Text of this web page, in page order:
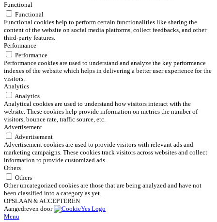
Functional
Functional
Functional cookies help to perform certain functionalities like sharing the
content of the website on social media platforms, collect feedbacks, and other
third-party features.
Performance
Performance
Performance cookies are used to understand and analyze the key performance
indexes of the website which helps in delivering a better user experience for the
visitors.
Analytics
Analytics
Analytical cookies are used to understand how visitors interact with the
website. These cookies help provide information on metrics the number of
visitors, bounce rate, traffic source, etc.
Advertisement
Advertisement
Advertisement cookies are used to provide visitors with relevant ads and
marketing campaigns. These cookies track visitors across websites and collect
information to provide customized ads.
Others
Others
Other uncategorized cookies are those that are being analyzed and have not
been classified into a category as yet.
OPSLAAN & ACCEPTEREN
Aangedreven door
Menu